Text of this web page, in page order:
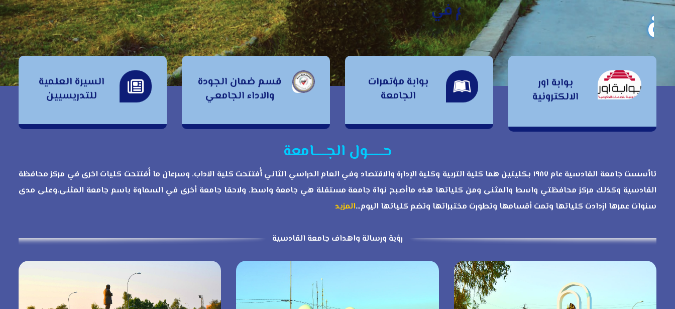
مرحـبا بكم في
موقع جامعة القادسية
السيرة العلمية
للتدريسيين
السيرة العلمية
قسم ضمان الجودة
والاداء الجامعي
قسم ضمان
الجودة والاداء
الجامعي
بوابة مؤتمرات
الجامعة
بوابة مؤتمرات
بوابة اور
الالكترونيةبوابة اور
حــــــول الجـــــامعة
تاأسست جامعة القادسية عام ١٩٨٧ بكليتين هما كلية التربية وكلية الإدارة والاقتصاد وفي العام الدراسي الثاني أُفتتحت كلية الآداب. وسرعان ما أُفتتحت كليات اخرى في مركز محافظة
القادسية وكذلك مركز محافظتي واسط والمثنى ومن كلياتها هذه ماأصبح نواة جامعة مستقلة هي جامعة واسط. ولاحقا جامعة أخرى في السماوة باسم جامعة المثنى.وعلى مدى
سنوات عمرها ازدادت كلياتها وتمت أقسامها وتطورت مختبراتها وتضم كلياتها اليوم…المزيد
رؤية ورسالة واهداف جامعة القادسية